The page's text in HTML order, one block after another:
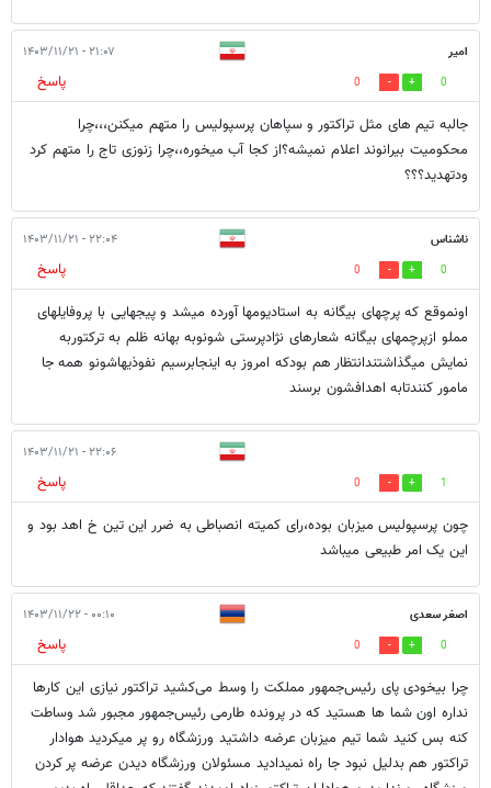
امیر ۲۱:۰۷ - ۱۴۰۳/۱۱/۲۱
0
0
پاسخ
جالبه تیم های مثل تراکتور و سپاهان پرسپولیس را متهم میکنن،،،چرا
محکومیت بیرانوند اعلام نمیشه؟از کجا آب میخوره،،چرا زنوزی تاج را متهم کرد
ودتهدید؟؟؟
ناشناس ۲۲:۰۴ - ۱۴۰۳/۱۱/۲۱
0
0
پاسخ
اونموقع که پرچهای بیگانه به استادیومها آورده میشد و پیجهایی با پروفایلهای
مملو ازپرچمهای بیگانه شعارهای نژادپرستی شونوبه بهانه ظلم به ترکتوربه
نمایش میگذاشتندانتظار هم بودکه امروز به اینجابرسیم نفوذیهاشونو همه جا
مامور کنندتابه اهدافشون برسند
۲۲:۰۶ - ۱۴۰۳/۱۱/۲۱
1
0
پاسخ
چون پرسپولیس میزبان بوده،رای کمیته انصباطی به ضرر این تین خ اهد بود و
این یک امر طبیعی میباشد
اصغر سعدی ۰۰:۱۰ - ۱۴۰۳/۱۱/۲۲
0
0
پاسخ
چرا بیخودی پای رئیس‌جمهور مملکت را وسط می‌کشید تراکتور نیازی این کارها
نداره اون شما ها هستید که در پرونده طارمی رئیس‌جمهور مجبور شد وساطت
کنه بس کنید شما تیم میزبان عرضه داشتید ورزشگاه رو پر میکردید هوادار
تراکتور هم بدلیل نبود جا راه نمیدادید مسئولان ورزشگاه دیدن عرضه پر کردن